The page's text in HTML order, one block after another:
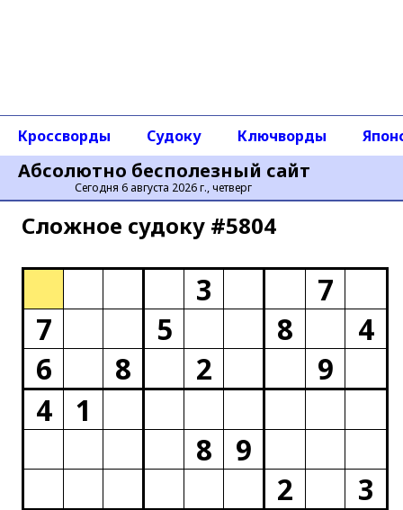
Абсолютно бесполезный сайт
Сегодня 6 августа 2026 г., четверг
Кроссворды Судоку Ключворды
Сложное cудоку #5804
3
7
7
5 8
4
6
8 2
9
4
1
8
9
2
3